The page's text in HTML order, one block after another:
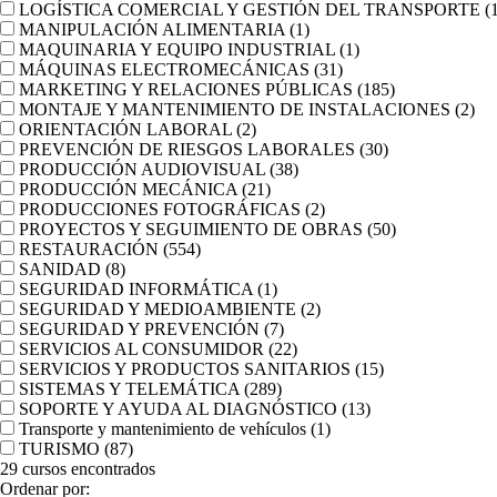
LOGÍSTICA COMERCIAL Y GESTIÓN DEL TRANSPORTE
MANIPULACIÓN ALIMENTARIA (1)
MAQUINARIA Y EQUIPO INDUSTRIAL (1)
MÁQUINAS ELECTROMECÁNICAS (31)
MARKETING Y RELACIONES PÚBLICAS (185)
MONTAJE Y MANTENIMIENTO DE INSTALACIONES (2)
ORIENTACIÓN LABORAL (2)
PREVENCIÓN DE RIESGOS LABORALES (30)
PRODUCCIÓN AUDIOVISUAL (38)
PRODUCCIÓN MECÁNICA (21)
PRODUCCIONES FOTOGRÁFICAS (2)
PROYECTOS Y SEGUIMIENTO DE OBRAS (50)
RESTAURACIÓN (554)
SANIDAD (8)
SEGURIDAD INFORMÁTICA (1)
SEGURIDAD Y MEDIOAMBIENTE (2)
SEGURIDAD Y PREVENCIÓN (7)
SERVICIOS AL CONSUMIDOR (22)
SERVICIOS Y PRODUCTOS SANITARIOS (15)
SISTEMAS Y TELEMÁTICA (289)
SOPORTE Y AYUDA AL DIAGNÓSTICO (13)
Transporte y mantenimiento de vehículos (1)
TURISMO (87)
29 cursos encontrados
Ordenar por: